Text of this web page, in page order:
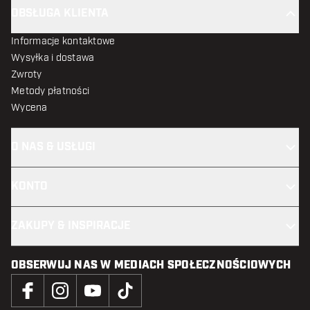
Informacje kontaktowe
Wysyłka i dostawa
Zwroty
Metody płatności
Wycena
OBSERWUJ NAS W MEDIACH SPOŁECZNOŚCIOWYCH